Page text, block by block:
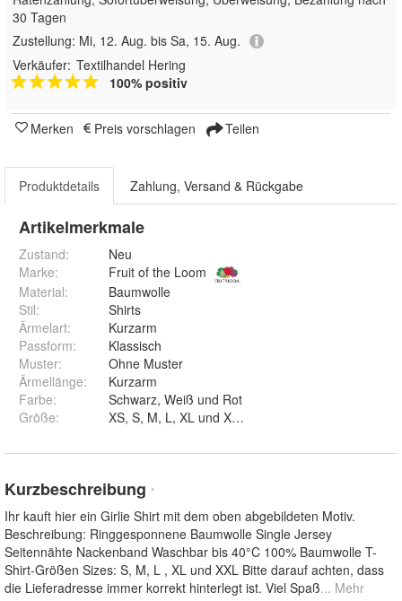
30 Tagen
Zustellung: Mi, 12. Aug. bis Sa, 15. Aug.
Verkäufer: Textilhandel Hering
100% positiv
Merken Preis vorschlagen Teilen
Produktdetails Zahlung, Versand & Rückgabe
Artikelmerkmale
Zustand:
Neu
Marke:
Fruit of the Loom
Material:
Baumwolle
Stil:
Shirts
Ärmelart:
Kurzarm
Passform:
Klassisch
Muster:
Ohne Muster
Ärmellänge:
Kurzarm
Farbe:
Schwarz, Weiß und Rot
Größe: XS, S, M, L, XL und XXL
Kurzbeschreibung *
Ihr kauft hier ein Girlie Shirt mit dem oben abgebildeten Motiv.
Beschreibung: Ringgesponnene Baumwolle Single Jersey
Seitennähte Nackenband Waschbar bis 40°C 100% Baumwolle T-
Shirt-Größen Sizes: S, M, L , XL und XXL Bitte darauf achten, dass
die Lieferadresse immer korrekt hinterlegt ist. Viel Spaß... Mehr